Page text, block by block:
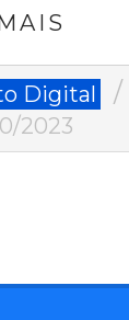
Digital
2023